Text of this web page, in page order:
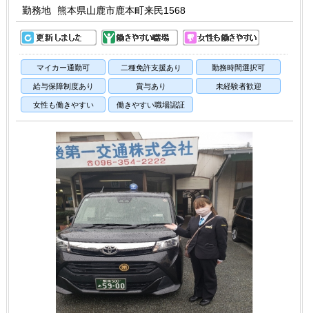
勤務地 熊本県山鹿市鹿本町来民1568
マイカー通勤可 二種免許支援あり 勤務時間選択可
給与保障制度あり 賞与あり 未経験者歓迎
女性も働きやすい 働きやすい職場認証